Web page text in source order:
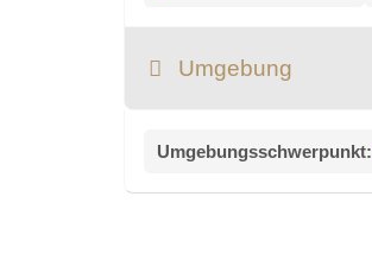
Umgebung
Umgebungsschwerpunkt: